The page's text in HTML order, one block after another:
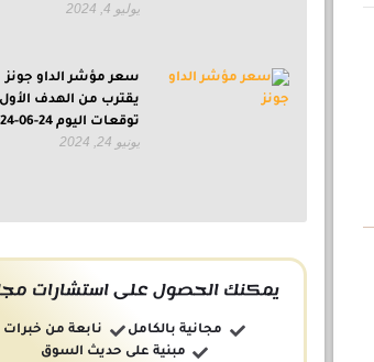
يوليو 4, 2024
سعر مؤشر الداو جونز
يقترب من الهدف الأول
توقعات اليوم 24-06-2024
يونيو 24, 2024
يمكنك الحصول على استشارات
مجانية بالكامل
نابعة من خبرات
مبنية على حديث السوق